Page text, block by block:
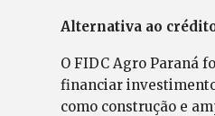
Alternativa ao
O FIDC Agro Paraná
financiar
como construção e